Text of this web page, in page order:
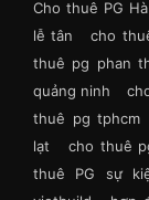
Cho thuê PG
lễ tân
cho
thuê pg phan
quảng ninh
thuê pg tphcm
lạt
cho thuê
thuê PG sự